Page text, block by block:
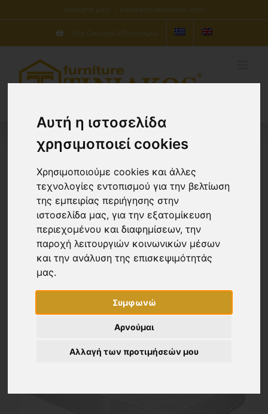
Αυτή η ιστοσελίδα
χρησιμοποιεί cookies
Χρησιμοποιούμε cookies και άλλες
τεχνολογίες εντοπισμού για την βελτίωση
της εμπειρίας περιήγησης στην
ιστοσελίδα μας, για την εξατομίκευση
περιεχομένου και διαφημίσεων, την
παροχή λειτουργιών κοινωνικών μέσων
και την ανάλυση της επισκεψιμότητάς
μας.
Συμφωνώ
Αρνούμαι
Αλλαγή των προτιμήσεών μου
στο
περιεχόμενο
Καλέστε μας! | sales@tiniakoshotel.com
Site Οικιακού Εξοπλισμού
Στρώματα
Ταξινόμηση ανάΠροκαθορισμένη
ταξινόμηση
Προβολή 10 Προϊόντων